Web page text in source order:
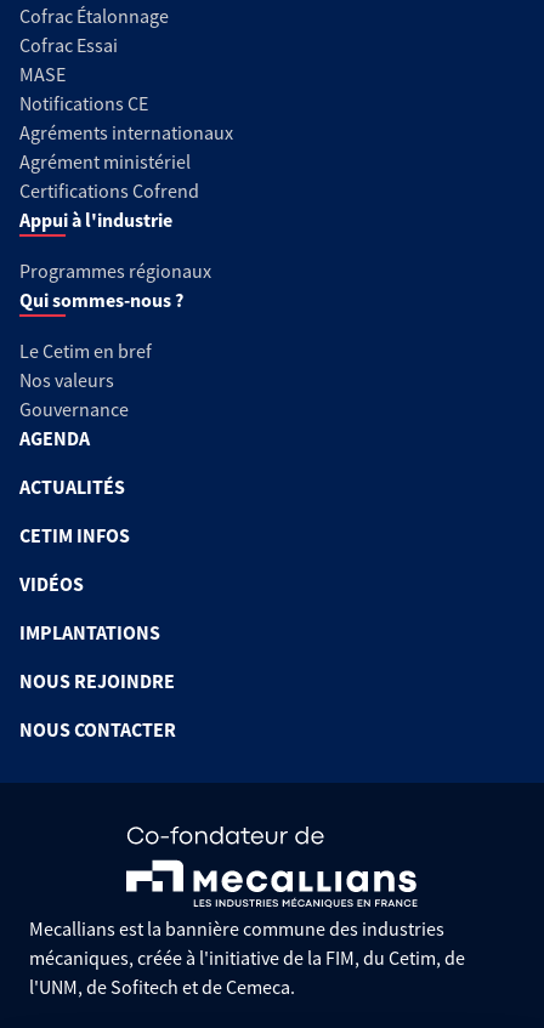
Cofrac Étalonnage
Cofrac Essai
MASE
Notifications CE
Agréments internationaux
Agrément ministériel
Certifications Cofrend
Appui à l'industrie
Programmes régionaux
Qui sommes-nous ?
Le Cetim en bref
Nos valeurs
Gouvernance
AGENDA
ACTUALITÉS
CETIM INFOS
VIDÉOS
IMPLANTATIONS
NOUS REJOINDRE
NOUS CONTACTER
Mecallians est la bannière commune des industries
mécaniques, créée à l'initiative de la FIM, du Cetim, de
l'UNM, de Sofitech et de Cemeca.